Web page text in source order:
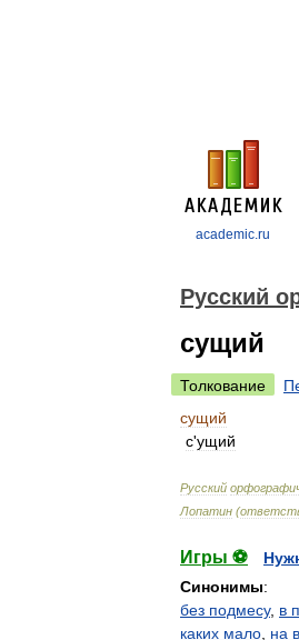
academic.ru
Русский
сущий
Толкование
сущий
с'ущий
Русский
Лопатин (
Игры ⚽
Синонимы:
без подмесу, в
каких мало на